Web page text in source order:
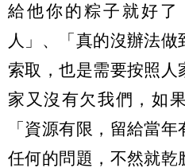
給他你的粽子就好了
人」、「真的沒辦法
索取，也是需要按照人
家又沒有欠我們，如
「資源有限，留給當
任何的問題，不然就乾